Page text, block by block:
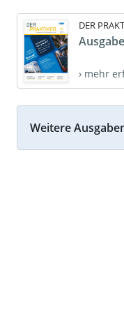
DER
› mehr
Weitere